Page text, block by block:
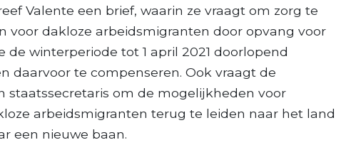
Valente een brief, waarin ze vraagt om zorg te
voor dakloze arbeidsmigranten door opvang voor
winterperiode tot 1 april 2021 doorlopend
daarvoor te compenseren. Ook vraagt de
staatssecretaris om de mogelijkheden voor
arbeidsmigranten terug te leiden naar het land
een nieuwe baan.